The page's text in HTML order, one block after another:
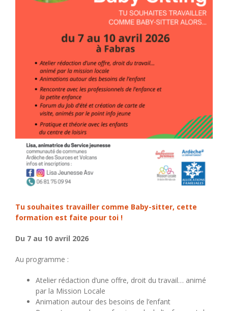
Tu souhaites travailler comme Baby-sitter, cette
formation est faite pour toi !
Du 7 au 10 avril 2026
Au programme :
Atelier rédaction d’une offre, droit du travail… animé
par la Mission Locale
Animation autour des besoins de l’enfant